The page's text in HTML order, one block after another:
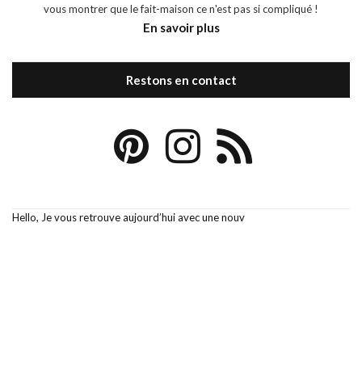
vous montrer que le fait-maison ce n'est pas si compliqué !
En savoir plus
Restons en contact
Hello, Je vous retrouve aujourd’hui avec une nouv